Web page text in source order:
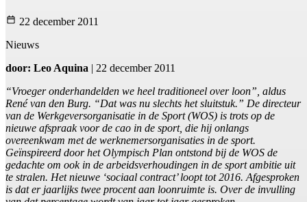
22 december 2011
Nieuws
door: Leo Aquina | 22 december 2011
“Vroeger onderhandelden we heel traditioneel over loon”, aldus
René van den Burg. “Dat was nu slechts het sluitstuk.” De directeur
van de Werkgeversorganisatie in de Sport (WOS) is trots op de
nieuwe afspraak voor de cao in de sport, die hij onlangs
overeenkwam met de werknemersorganisaties in de sport.
Geïnspireerd door het Olympisch Plan ontstond bij de WOS de
gedachte om ook in de arbeidsverhoudingen in de sport ambitie uit
te stralen. Het nieuwe ‘sociaal contract’ loopt tot 2016. Afgesproken
is dat er jaarlijks twee procent aan loonruimte is. Over de invulling